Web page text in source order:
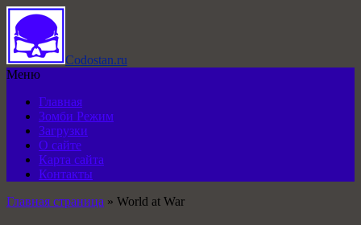
Codostan.ru
Меню
Главная
Зомби Режим
Загрузки
О сайте
Карта сайта
Контакты
Главная страница » World at War